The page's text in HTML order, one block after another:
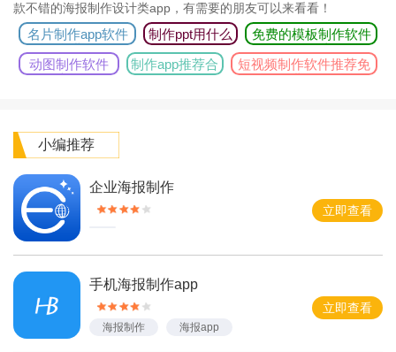
款不错的海报制作设计类app，有需要的朋友可以来看看！
名片制作app软件
免费版
制作ppt用什么
软件
免费的模板制作软件
有哪些
动图制作软件
大全
制作app推荐合
集
短视频制作软件推荐免
费版
小编推荐
企业海报制作
立即查看
手机海报制作app
海报制作 海报app
立即查看